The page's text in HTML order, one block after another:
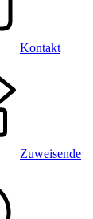
Kontakt
Zuweisende